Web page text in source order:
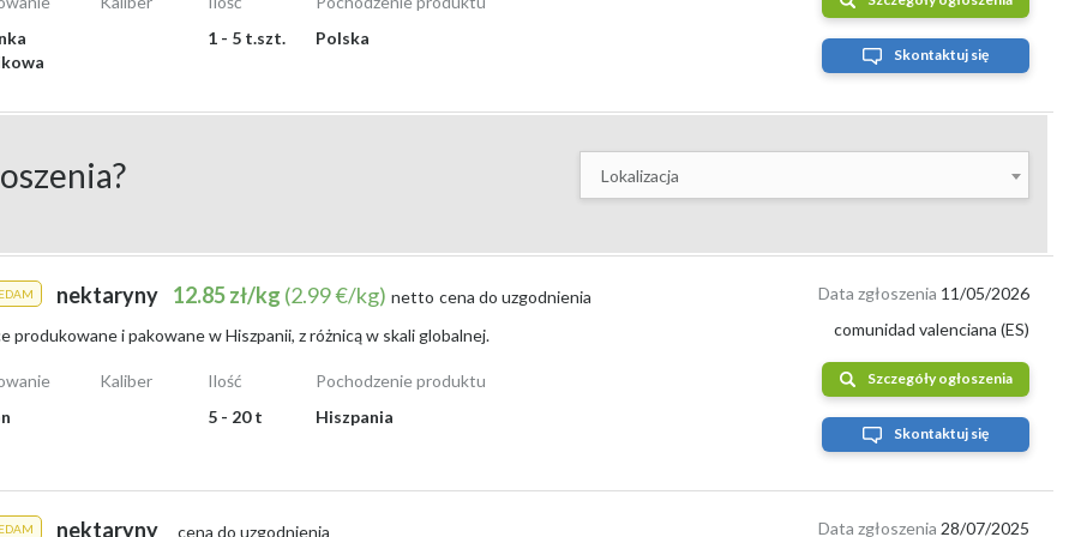
dostawców z różnych rejonów.
które ułatwia producentom wystawianie swoich produktów, a kupującym z wielu krajów łatwe znalezienie atrakcyjnych
ruchliwy, Agro-Market24 stanowi wygodne rozwiązanie dla tych, którzy chcą sprzedać nektarynki szybko i efektywnie.
1 - 5 t.szt.
Polska
Skontaktuj się
Lokalizacja
nektaryny 12.85 zł/kg (2.99 €/kg) netto cena do uzgodnienia 11/05/2026
Data zgłoszenia
produkowane i pakowane w Hiszpanii, z różnicą w skali globalnej. comunidad valenciana (ES)
Kaliber
Ilość
5 - 20 t
Pochodzenie produktu
Hiszpania
Szczegóły ogłoszenia
Skontaktuj się
nektaryny cena do uzgodnienia 28/07/2025
Data zgłoszenia